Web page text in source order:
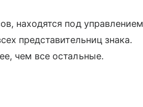
находятся под управлением
представительниц знака.
чем все остальные.